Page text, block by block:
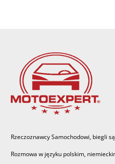
Rzeczoznawcy Samochodowi, biegli
Rozmowa w języku polskim,